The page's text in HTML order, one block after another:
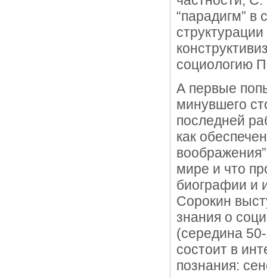
“парадигм” в
социологию
А первые
минувшего
последней
как
мире и что
биографии и
Сорокин
знания о
(середина
состоит в
познания: